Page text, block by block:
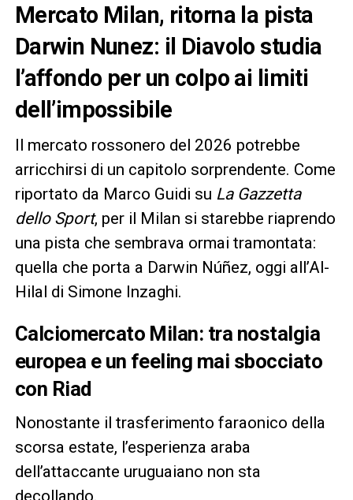
Mercato Milan, ritorna la pista
Darwin Nunez: il Diavolo studia
l’affondo per un colpo ai limiti
dell’impossibile
Il mercato rossonero del 2026 potrebbe
arricchirsi di un capitolo sorprendente. Come
riportato da Marco Guidi su La Gazzetta
dello Sport, per il Milan si starebbe riaprendo
una pista che sembrava ormai tramontata:
quella che porta a Darwin Núñez, oggi all’Al-
Hilal di Simone Inzaghi.
Calciomercato Milan: tra nostalgia
europea e un feeling mai sbocciato
con Riad
Nonostante il trasferimento faraonico della
scorsa estate, l’esperienza araba
dell’attaccante uruguaiano non sta
decollando.